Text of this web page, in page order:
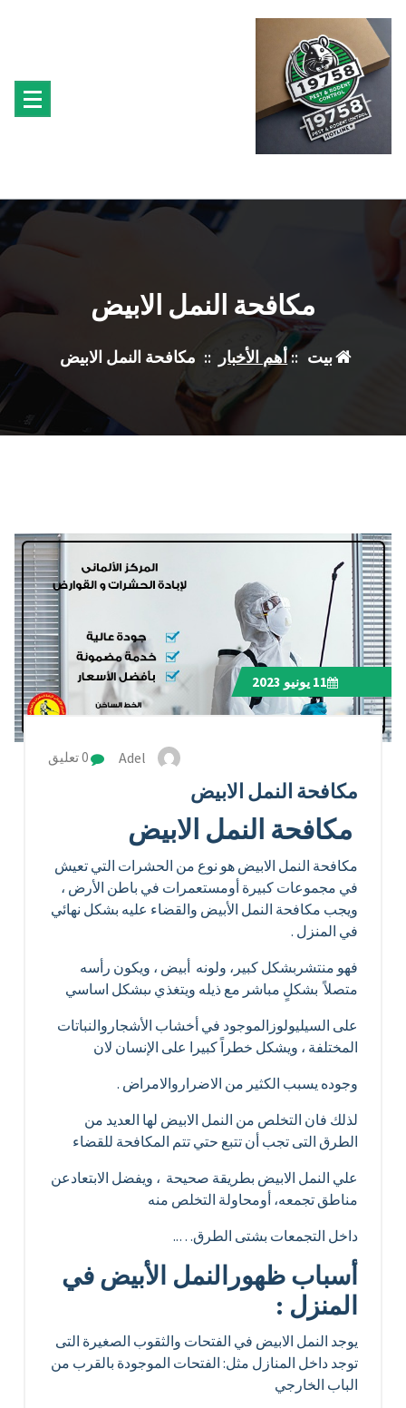
المحتوى
مكافحة النمل الابيض
بيت ::أهم الأخبار :: مكافحة النمل الابيض
11 يونيو 2023
Adel
مكافحة النمل الابيض
مكافحة النمل الابيض
مكافحة النمل الابيض هو نوع من الحشرات التي تعيش
في مجموعات كبيرة أومستعمرات في باطن الأرض ،
ويجب مكافحة النمل الأبيض والقضاء عليه بشكل نهائي
في المنزل .
فهو منتشربشكل كبير، ولونه أبيض ، ويكون رأسه
متصلاً بشكلٍ مباشر مع ذيله ويتغذي ىبشكل اساسي
على السيليولوزالموجود في أخشاب الأشجاروالنباتات
المختلفة ، ويشكل خطراً كبيرا على الإنسان لان
وجوده يسبب الكثير من الاضراروالامراض .
لذلك فان التخلص من النمل الابيض لها العديد من
الطرق التى تجب أن تتبع حتي تتم المكافحة للقضاء
علي النمل الابيض بطريقة صحيحة ، ويفضل الابتعادعن
مناطق تجمعه، أومحاولة التخلص منه
داخل التجمعات بشتى الطرق…..
أسباب ظهورالنمل الأبيض في
المنزل :
يوجد النمل الابيض في الفتحات والثقوب الصغيرة التى
توجد داخل المنازل مثل: الفتحات الموجودة بالقرب من
الباب الخارجي